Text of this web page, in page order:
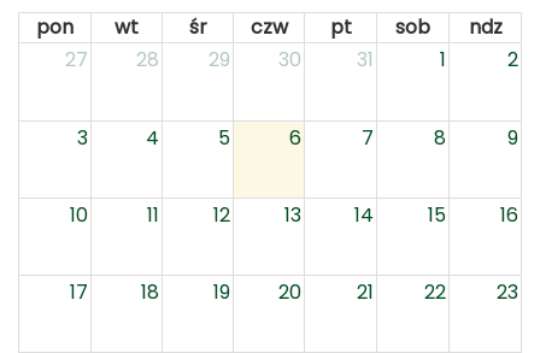
pon wt śr czw pt sob
ndz
27
28 29 30 31 1 2
3 4 5 6 7 8 9
10 11 12 13 14 15 16
17 18 19 20 21 22 23